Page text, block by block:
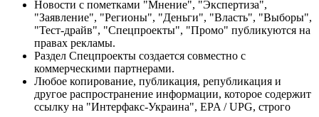
Новости с пометками "Мнение", "Экспертиза",
"Заявление", "Регионы", "Деньги", "Власть", "Выборы",
"Тест-драйв", "Спецпроекты", "Промо" публикуются на
правах рекламы.
Раздел Спецпроекты создается совместно с
коммерческими партнерами.
Любое копирование, публикация, републикация и
другое распространение информации, которое содержит
ссылку на "Интерфакс-Украина", EPA / UPG, строго